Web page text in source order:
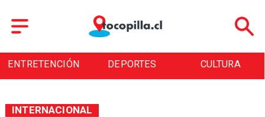
ENTRETENCIÓN DEPORTES CULTURA
INTERNACIONAL